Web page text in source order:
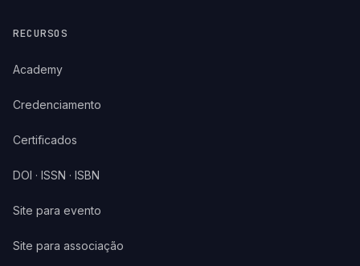
RECURSOS
Academy
Credenciamento
Certificados
DOI · ISSN · ISBN
Site para evento
Site para associação